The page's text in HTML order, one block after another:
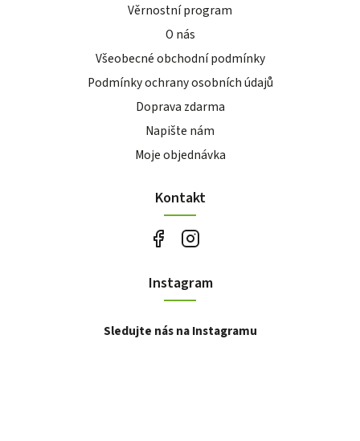
Věrnostní program
O nás
Všeobecné obchodní podmínky
Podmínky ochrany osobních údajů
Doprava zdarma
Napište nám
Moje objednávka
Kontakt
Instagram
Sledujte nás na Instagramu